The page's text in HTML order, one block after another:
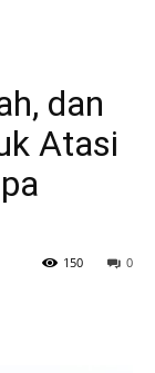
dan
Atasi
0
150